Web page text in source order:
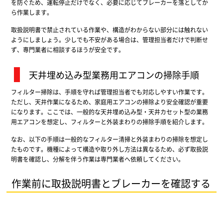
を防ぐため、運転停止だけでなく、必要に応じてブレーカーを落としてか
ら作業します。
取扱説明書で禁止されている作業や、構造がわからない部分には触れない
ようにしましょう。少しでも不安がある場合は、管理担当者だけで判断せ
ず、専門業者に相談するほうが安全です。
天井埋め込み型業務用エアコンの掃除手順
フィルター掃除は、手順を守れば管理担当者でも対応しやすい作業です。
ただし、天井作業になるため、家庭用エアコンの掃除より安全確認が重要
になります。ここでは、一般的な天井埋め込み型・天井カセット型の業務
用エアコンを想定し、フィルターと外装まわりの掃除手順を紹介します。
なお、以下の手順は一般的なフィルター清掃と外装まわりの掃除を想定し
たものです。機種によって構造や取り外し方法は異なるため、必ず取扱説
明書を確認し、分解を伴う作業は専門業者へ依頼してください。
作業前に取扱説明書とブレーカーを確認する